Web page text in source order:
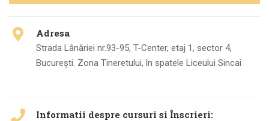
Adresa
Strada Lânăriei nr.93-95, T-Center, etaj 1, sector 4,
Bucureşti. Zona Tineretului, în spatele Liceului Sincai
Informatii despre cursuri si Înscrieri: